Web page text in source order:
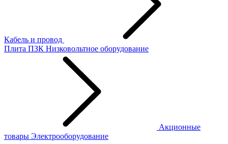
Кабель и провод
Плита ПЗК Низковольтное оборудование
Акционные
товары Электрооборудование